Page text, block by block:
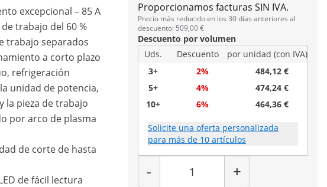
Proporcionamos facturas SIN IVA.
Precio más reducido en los 30 días anteriores al
descuento: 509,00 €
Descuento por volumen
Uds.
Descuento
por unidad (con IVA)
3+
2%
484,12 €
5+
4%
474,24 €
10+
6% 464,36 €
Solicite una oferta personalizada
para más de 10 artículos
-
Cantidad
+
excepcional – 85 A
trabajo del 60 %
trabajo separados
a corto plazo
refrigeración
unidad de potencia,
la pieza de trabajo
por arco de plasma
de corte de hasta
de fácil lectura